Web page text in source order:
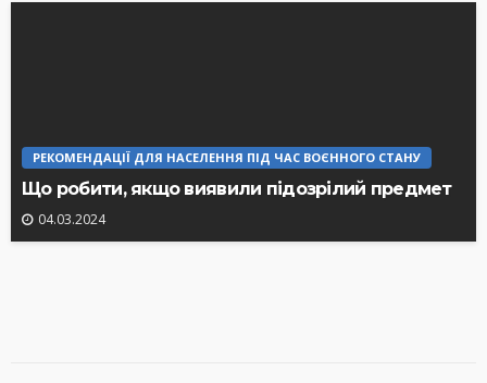
РЕКОМЕНДАЦІЇ ДЛЯ НАСЕЛЕННЯ ПІД ЧАС ВОЄННОГО СТАНУ
Що робити, якщо виявили підозрілий предмет
04.03.2024